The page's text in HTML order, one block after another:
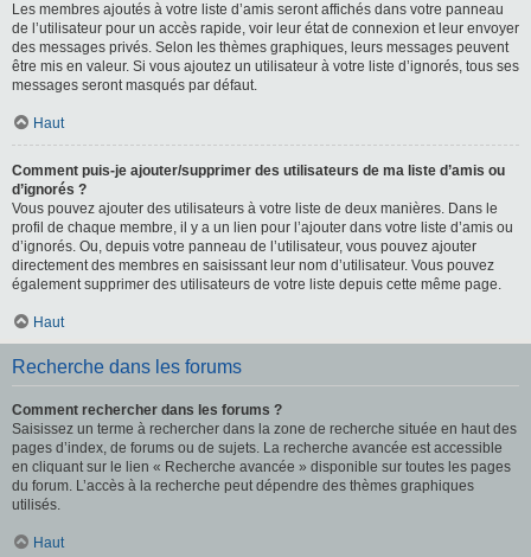
Les membres ajoutés à votre liste d’amis seront affichés dans votre panneau
de l’utilisateur pour un accès rapide, voir leur état de connexion et leur envoyer
des messages privés. Selon les thèmes graphiques, leurs messages peuvent
être mis en valeur. Si vous ajoutez un utilisateur à votre liste d’ignorés, tous ses
messages seront masqués par défaut.
Haut
Comment puis-je ajouter/supprimer des utilisateurs de ma liste d’amis ou
d’ignorés ?
Vous pouvez ajouter des utilisateurs à votre liste de deux manières. Dans le
profil de chaque membre, il y a un lien pour l’ajouter dans votre liste d’amis ou
d’ignorés. Ou, depuis votre panneau de l’utilisateur, vous pouvez ajouter
directement des membres en saisissant leur nom d’utilisateur. Vous pouvez
également supprimer des utilisateurs de votre liste depuis cette même page.
Haut
Recherche dans les forums
Comment rechercher dans les forums ?
Saisissez un terme à rechercher dans la zone de recherche située en haut des
pages d’index, de forums ou de sujets. La recherche avancée est accessible
en cliquant sur le lien « Recherche avancée » disponible sur toutes les pages
du forum. L’accès à la recherche peut dépendre des thèmes graphiques
utilisés.
Haut